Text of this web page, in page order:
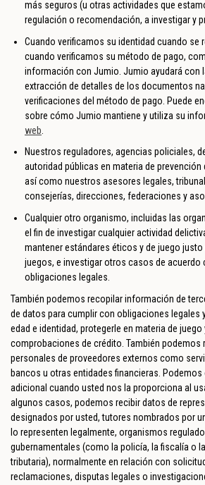
más seguros (u otras actividades que
regulación o recomendación, a investigar y
Cuando verificamos su identidad cuando se
cuando verificamos su método de pago,
información con Jumio. Jumio ayudará con
extracción de detalles de los documentos
verificaciones del método de pago. Puede
sobre cómo Jumio mantiene y utiliza su
web
Nuestros reguladores, agencias policiales,
autoridad públicas en materia de prevención
así como nuestros asesores legales,
consejerías, direcciones, federaciones y
Cualquier otro organismo, incluidas las
el fin de investigar cualquier actividad
mantener estándares éticos y de juego
juegos, e investigar otros casos de acuerdo
obligaciones legales.
También podemos recopilar información de
de datos para cumplir con obligaciones legales
edad e identidad, protegerle en materia de juego
comprobaciones de crédito. También podemos
personales de proveedores externos como
bancos u otras entidades financieras.
adicional cuando usted nos la proporciona al
algunos casos, podemos recibir datos de
designados por usted, tutores nombrados por
lo representen legalmente, organismos
gubernamentales (como la policía, la fiscalía o
tributaria), normalmente en relación con
reclamaciones, disputas legales o